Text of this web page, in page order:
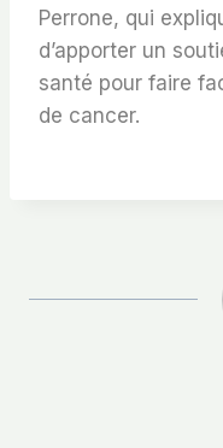
Perrone, qui
d’apporter un
santé pour faire
de cancer.